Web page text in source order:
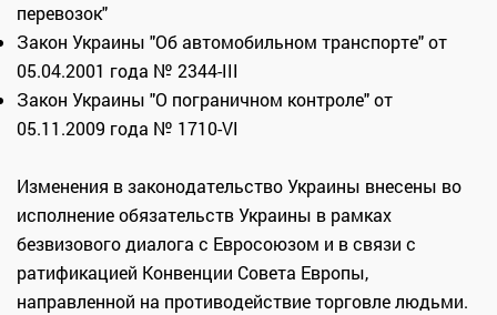
перевозок"
Закон Украины "Об автомобильном транспорте" от
05.04.2001 года № 2344-III
Закон Украины "О пограничном контроле" от
05.11.2009 года № 1710-VI
Изменения в законодательство Украины внесены во
исполнение обязательств Украины в рамках
безвизового диалога с Евросоюзом и в связи с
ратификацией Конвенции Совета Европы,
направленной на противодействие торговле людьми.